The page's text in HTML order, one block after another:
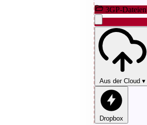
3GP-
Aus der Cloud ▾
Dropbox